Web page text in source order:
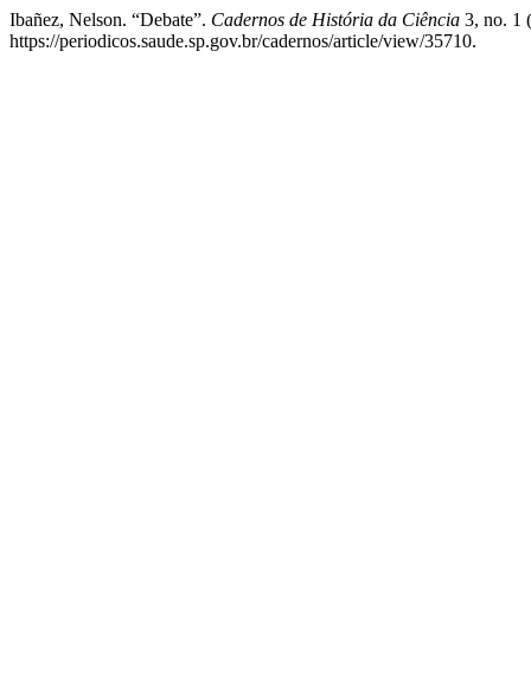
Ibañez, Nelson. “Debate”. Cadernos de História da Ciência 3, no. 1
https://periodicos.saude.sp.gov.br/cadernos/article/view/35710.